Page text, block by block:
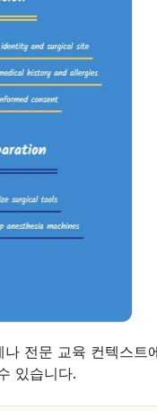
전문 교육 컨텍스트
있습니다.